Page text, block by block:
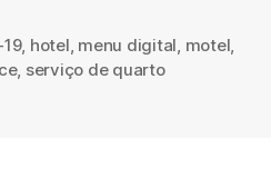
, hotel, menu digital, motel,
, serviço de quarto